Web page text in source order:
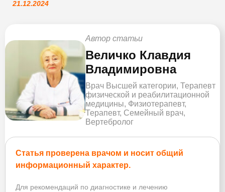
21.12.2024
Автор статьи
Величко Клавдия
Владимировна
Врач Высшей категории, Терапевт
физической и реабилитационной
медицины, Физиотерапевт,
Терапевт, Семейный врач,
Вертебролог
Статья проверена врачом и носит общий
информационный характер.
Для рекомендаций по диагностике и лечению